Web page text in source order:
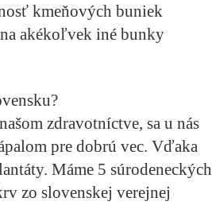
kmeňových buniek
akékoľvek iné bunky
zdravotníctve, sa u nás
pre dobrú vec. Vďaka
Máme 5 súrodeneckých
zo slovenskej verejnej